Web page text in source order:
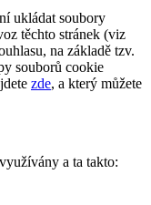
ukládat soubory
těchto stránek (viz
na základě tzv.
souborů cookie
zde, a který můžete
a ta takto: